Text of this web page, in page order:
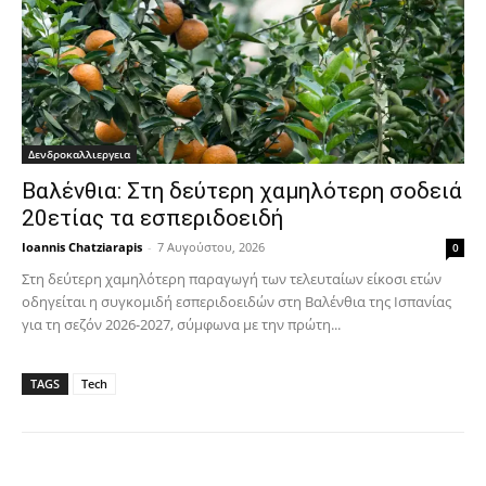
Δενδροκαλλιεργεια
Βαλένθια: Στη δεύτερη χαμηλότερη σοδειά
20ετίας τα εσπεριδοειδή
Ioannis Chatziarapis - 7 Αυγούστου, 2026 0
Στη δεύτερη χαμηλότερη παραγωγή των τελευταίων είκοσι ετών
οδηγείται η συγκομιδή εσπεριδοειδών στη Βαλένθια της Ισπανίας
για τη σεζόν 2026-2027, σύμφωνα με την πρώτη...
TAGS Tech